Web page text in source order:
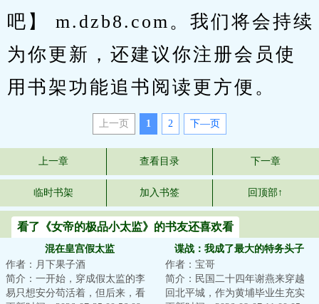
吧】 m.dzb8.com。我们将会持续
为你更新，还建议你注册会员使
用书架功能追书阅读更方便。
上一页 1 2 下—页
上一章 查看目录 下一章
临时书架 加入书签 回顶部↑
看了《女帝的极品小太监》的书友还喜欢看
混在皇宫假太监
作者：月下果子酒
简介：一开始，穿成假太监的李
易只想安分苟活着，但后来，看
谍战：我成了最大的特务头子
作者：宝哥
简介：民国二十四年谢燕来穿越
回北平城，作为黄埔毕业生充实